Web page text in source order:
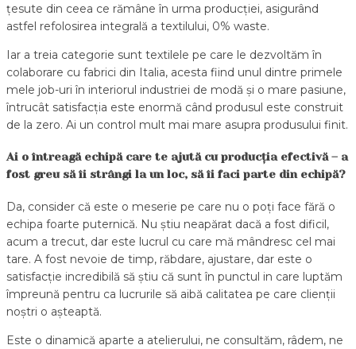
țesute din ceea ce rămâne în urma producției, asigurând
astfel refolosirea integrală a textilului, 0% waste.
Iar a treia categorie sunt textilele pe care le dezvoltăm în
colaborare cu fabrici din Italia, acesta fiind unul dintre primele
mele job-uri în interiorul industriei de modă și o mare pasiune,
întrucât satisfacția este enormă când produsul este construit
de la zero. Ai un control mult mai mare asupra produsului finit.
Ai o întreagă echipă care te ajută cu producția efectivă – a
fost greu să îi strângi la un loc, să îi faci parte din echipă?
Da, consider că este o meserie pe care nu o poți face fără o
echipa foarte puternică. Nu știu neapărat dacă a fost dificil,
acum a trecut, dar este lucrul cu care mă mândresc cel mai
tare. A fost nevoie de timp, răbdare, ajustare, dar este o
satisfacție incredibilă să știu că sunt în punctul in care luptăm
împreună pentru ca lucrurile să aibă calitatea pe care clienții
noștri o așteaptă.
Este o dinamică aparte a atelierului, ne consultăm, râdem, ne